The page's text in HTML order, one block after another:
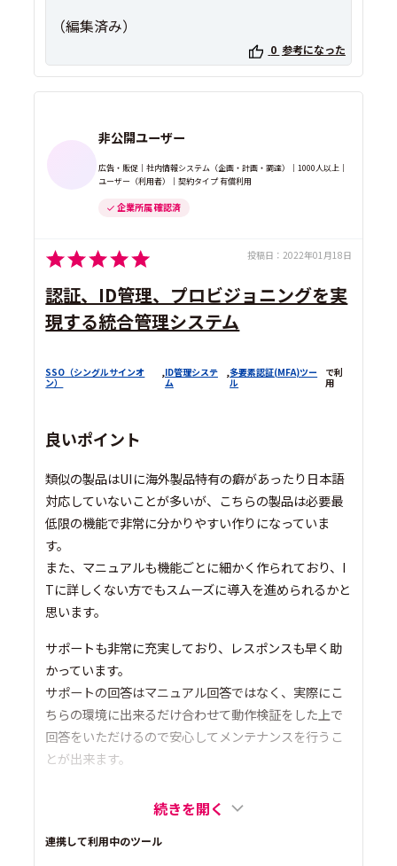
（編集済み）
0 参考になった
非公開ユーザー
広告・販促｜社内情報システム（企画・計画・調達）｜1000人以上｜
ユーザー（利用者）｜契約タイプ 有償利用
企業所属 確認済
投稿日： 2022年01月18日
認証、ID管理、プロビジョニングを実
現する統合管理システム
SSO（シングルサインオ
ン）
,ID管理システ
ム
,多要素認証(MFA)ツー
ル
で利
用
良いポイント
類似の製品はUIに海外製品特有の癖があったり日本語
対応していないことが多いが、こちらの製品は必要最
低限の機能で非常に分かりやすい作りになっていま
す。
また、マニュアルも機能ごとに細かく作られており、I
Tに詳しくない方でもスムーズに導入を進められるかと
思います。
サポートも非常に充実しており、レスポンスも早く助
かっています。
サポートの回答はマニュアル回答ではなく、実際にこ
ちらの環境に出来るだけ合わせて動作検証をした上で
回答をいただけるので安心してメンテナンスを行うこ
とが出来ます。
続きを開く
連携して利用中のツール